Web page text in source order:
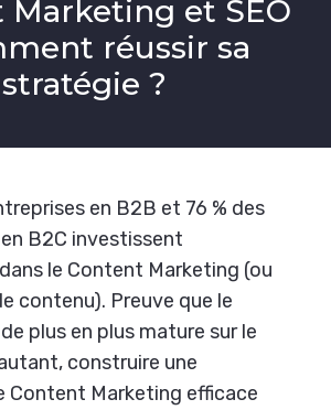
Marketing et SEO
réussir sa
stratégie ?
en B2B et 76 % des
B2C investissent
le Content Marketing (ou
contenu). Preuve que le
plus en plus mature sur le
construire une
Content Marketing efficace